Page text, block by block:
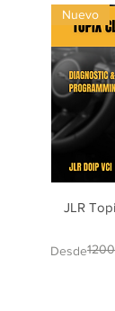
Nuevo
JLR
Desde
Precio
Precio de